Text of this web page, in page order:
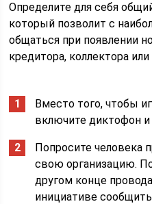
Определите для себя
который позволит с
общаться при появлении
кредитора, коллектора или
Вместо того, чтобы
включите диктофон и
Попросите человека
свою организацию.
другом конце
инициативе